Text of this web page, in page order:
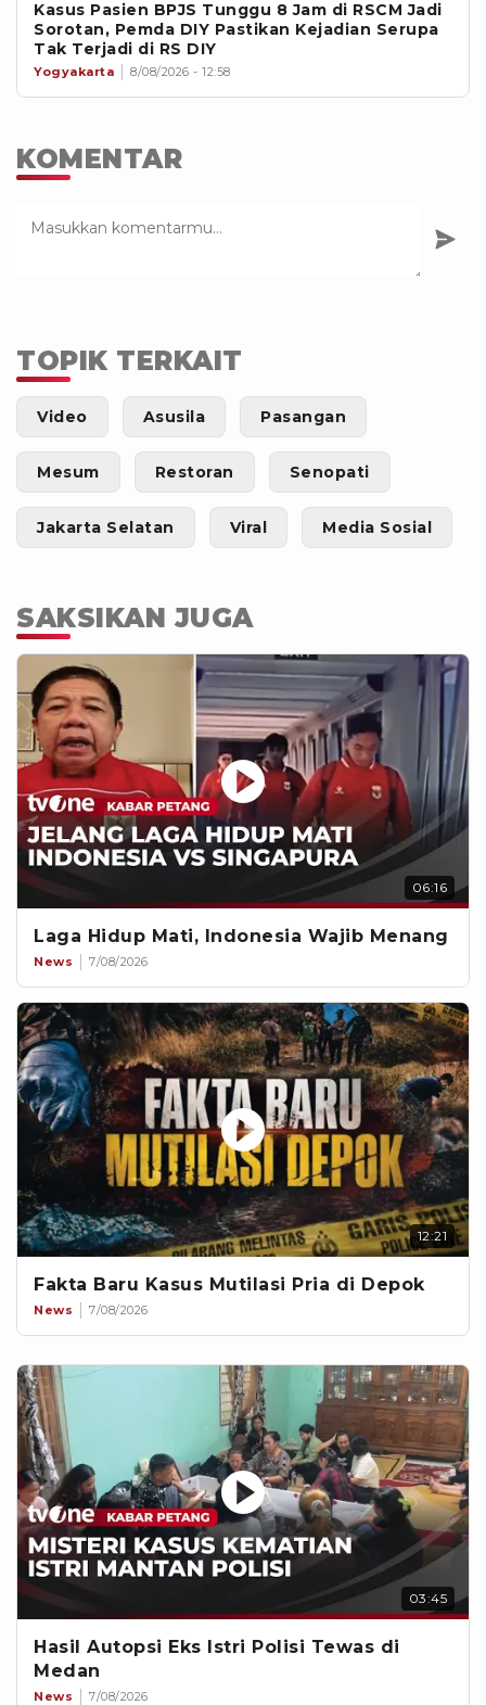
Kasus Pasien BPJS Tunggu 8 Jam di RSCM Jadi
Sorotan, Pemda DIY Pastikan Kejadian Serupa
Tak Terjadi di RS DIY
Yogyakarta 8/08/2026 - 12:58
KOMENTAR
TOPIK TERKAIT
Video Asusila Pasangan
Mesum Restoran Senopati
Jakarta Selatan Viral Media Sosial
SAKSIKAN JUGA
06:16
Laga Hidup Mati, Indonesia Wajib Menang
News 7/08/2026
12:21
Fakta Baru Kasus Mutilasi Pria di Depok
News 7/08/2026
03:45
Hasil Autopsi Eks Istri Polisi Tewas di
Medan
News 7/08/2026